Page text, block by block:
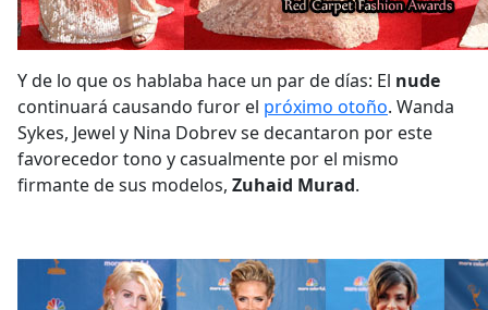
Y de lo que os hablaba hace un par de días: El nude
continuará causando furor el próximo otoño. Wanda
Sykes, Jewel y Nina Dobrev se decantaron por este
favorecedor tono y casualmente por el mismo
firmante de sus modelos, Zuhaid Murad.